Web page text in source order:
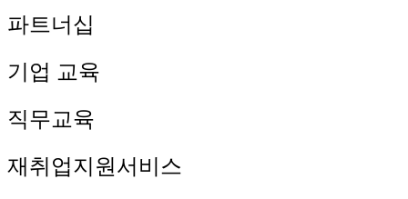
파트너십
기업 교육
직무교육
재취업지원서비스